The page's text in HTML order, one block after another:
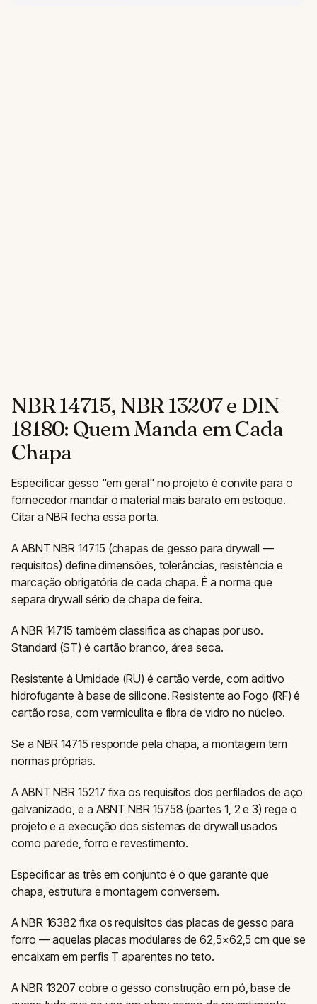
NBR 14715, NBR 13207 e DIN
18180: Quem Manda em Cada
Chapa
Especificar gesso "em geral" no projeto é convite para o
fornecedor mandar o material mais barato em estoque.
Citar a NBR fecha essa porta.
A ABNT NBR 14715 (chapas de gesso para drywall —
requisitos) define dimensões, tolerâncias, resistência e
marcação obrigatória de cada chapa. É a norma que
separa drywall sério de chapa de feira.
A NBR 14715 também classifica as chapas por uso.
Standard (ST) é cartão branco, área seca.
Resistente à Umidade (RU) é cartão verde, com aditivo
hidrofugante à base de silicone. Resistente ao Fogo (RF) é
cartão rosa, com vermiculita e fibra de vidro no núcleo.
Se a NBR 14715 responde pela chapa, a montagem tem
normas próprias.
A ABNT NBR 15217 fixa os requisitos dos perfilados de aço
galvanizado, e a ABNT NBR 15758 (partes 1, 2 e 3) rege o
projeto e a execução dos sistemas de drywall usados
como parede, forro e revestimento.
Especificar as três em conjunto é o que garante que
chapa, estrutura e montagem conversem.
A NBR 16382 fixa os requisitos das placas de gesso para
forro — aquelas placas modulares de 62,5×62,5 cm que se
encaixam em perfis T aparentes no teto.
A NBR 13207 cobre o gesso construção em pó, base de